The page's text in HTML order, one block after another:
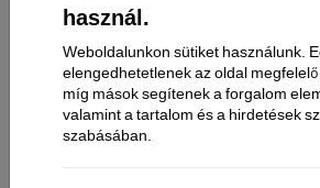
használ.
Weboldalunkon sütiket használunk.
elengedhetetlenek az oldal
míg mások segítenek a forgalom
valamint a tartalom és a hirdetések
szabásában.
Elérhetőség
Bevásárlás